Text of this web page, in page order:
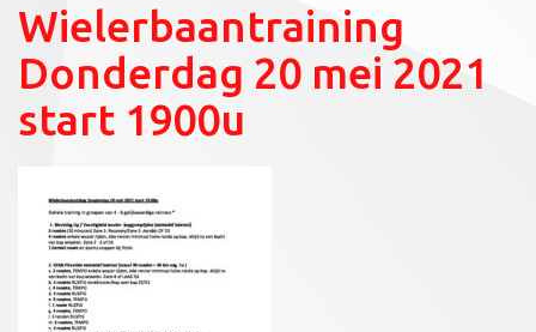
Wielerbaantraining
Donderdag 20 mei 2021
start 1900u